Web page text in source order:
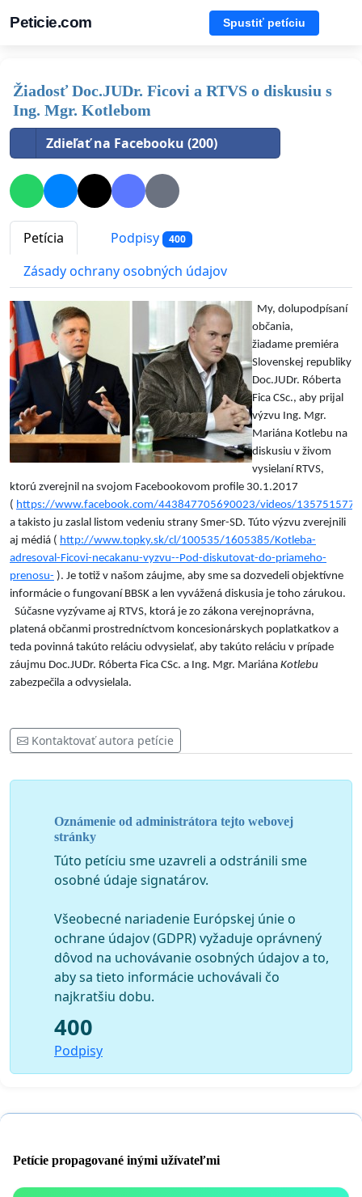
Peticie.com Spustiť petíciu
Žiadosť Doc.JUDr. Ficovi a RTVS o diskusiu s
Ing. Mgr. Kotlebom
Zdieľať na Facebooku (200)
Petícia Podpisy 400
Zásady ochrany osobných údajov
My, dolupodpísaní
občania,
žiadame premiéra
Slovenskej republiky
Doc.JUDr. Róberta
Fica CSc., aby prijal
výzvu Ing. Mgr.
Mariána Kotlebu na
diskusiu v živom
vysielaní RTVS,
ktorú zverejnil na svojom Facebookovom profile 30.1.2017
( https://www.facebook.com/443847705690023/videos/
a takisto ju zaslal listom vedeniu strany Smer-SD. Túto výzvu zverejnili
aj médiá ( http://www.topky.sk/cl/100535/1605385/Kotleba-
adresoval-Ficovi-necakanu-vyzvu--Pod-diskutovat-do-priameho-
prenosu- ). Je totiž v našom záujme, aby sme sa dozvedeli objektívne
informácie o fungovaní BBSK a len vyvážená diskusia je toho zárukou.
Súčasne vyzývame aj RTVS, ktorá je zo zákona verejnoprávna,
platená občanmi prostredníctvom koncesionárskych poplatkatkov a
teda povinná takúto reláciu odvysielať, aby takúto reláciu v prípade
záujmu Doc.JUDr. Róberta Fica CSc. a Ing. Mgr. Mariána Kotlebu
zabezpečila a odvysielala.
Kontaktovať autora petície
Oznámenie od administrátora tejto webovej
stránky
Túto petíciu sme uzavreli a odstránili sme
osobné údaje signatárov.
Všeobecné nariadenie Európskej únie o
ochrane údajov (GDPR) vyžaduje oprávnený
dôvod na uchovávanie osobných údajov a to,
aby sa tieto informácie uchovávali čo
najkratšiu dobu.
400
Podpisy
Petície propagované inými užívateľmi